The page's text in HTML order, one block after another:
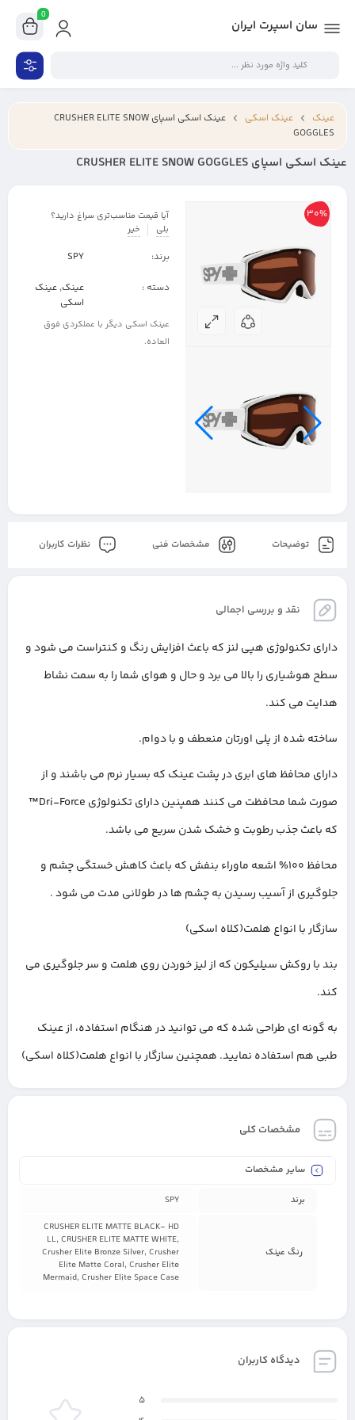
سان اسپرت ایران
0
عینک عینک اسکی
عینک اسکی اسپای CRUSHER ELITE SNOW
GOGGLES
عینک اسکی اسپای CRUSHER ELITE SNOW GOGGLES
30%
آیا قیمت مناسب‌تری سراغ دارید؟
بلی
خیر
برند: SPY
دسته : عینک, عینک
اسکی
عینک اسکی دیگر با عملکردی فوق
العاده.
توضیحات مشخصات فنی نظرات کاربران
نقد و بررسی اجمالی
دارای تکنولوژی هپی لنز که باعث افزایش رنگ و کنتراست می شود و
سطح هوشیاری را بالا می برد و حال و هوای شما را به سمت نشاط
هدایت می کند.
ساخته شده از پلی اورتان منعطف و با دوام.
دارای محافظ های ابری در پشت عینک که بسیار نرم می باشند و از
صورت شما محافظت می کنند همپنین دارای تکنولوژی Dri-Force™
که باعث جذب رطوبت و خشک شدن سریع می باشد.
محافظ 100% اشعه ماوراء بنفش که باعث کاهش خستگی چشم و
جلوگیری از آسیب رسیدن به چشم ها در طولانی مدت می شود .
سازگار با انواع هلمت(کلاه اسکی)
بند با روکش سیلیکون که از لیز خوردن روی هلمت و سر جلوگیری می
کند.
به گونه ای طراحی شده که می توانید در هنگام استفاده، از عینک
طبی هم استفاده نمایید. همچنین سازگار با انواع هلمت(کلاه اسکی)
مشخصات کلی
سایر مشخصات
برند SPY
رنگ عینک
CRUSHER ELITE MATTE BLACK- HD
LL, CRUSHER ELITE MATTE WHITE,
Crusher Elite Bronze Silver, Crusher
Elite Matte Coral, Crusher Elite
Mermaid, Crusher Elite Space Case
دیدگاه کاربران
5